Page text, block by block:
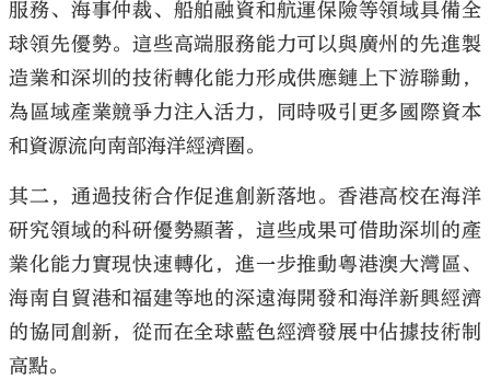
服務、海事仲裁、船舶融資和航運保險等領域具備全
球領先優勢。這些高端服務能力可以與廣州的先進製
造業和深圳的技術轉化能力形成供應鏈上下游聯動，
為區域產業競爭力注入活力，同時吸引更多國際資本
和資源流向南部海洋經濟圈。
其二，通過技術合作促進創新落地。香港高校在海洋
研究領域的科研優勢顯著，這些成果可借助深圳的產
業化能力實現快速轉化，進一步推動粵港澳大灣區、
海南自貿港和福建等地的深遠海開發和海洋新興經濟
的協同創新，從而在全球藍色經濟發展中佔據技術制
高點。